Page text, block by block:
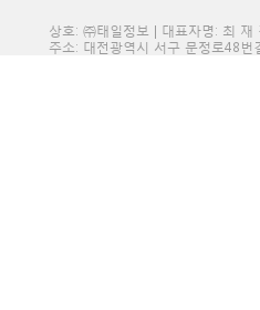
상호: ㈜태일정보 | 대표자명: 최
주소: 대전광역시 서구 문정로48